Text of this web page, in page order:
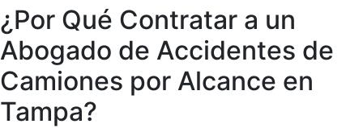
¿Por Qué Contratar a un
Abogado de Accidentes de
Camiones por Alcance en
Tampa?